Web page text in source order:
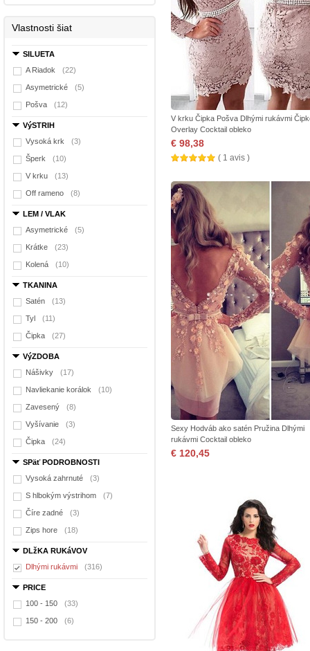
Vlastnosti šiat
SILUETA
A Riadok
(22)
Asymetrické (5)
Pošva (12)
VýSTRIH
Vysoká krk
(3)
Šperk (10)
V krku (13)
Off rameno (8)
LEM / VLAK
Asymetrické
(5)
Krátke (23)
Kolená (10)
TKANINA
Satén
(13)
Tyl (11)
Čipka (27)
VýZDOBA
Nášivky
(17)
Navliekanie korálok (10)
Zavesený (8)
Vyšívanie (3)
Čipka (24)
SPäť PODROBNOSTI
Vysoká zahrnuté
(3)
S hlbokým výstrihom (7)
Číre zadné (3)
Zips hore (18)
DLžKA RUKáVOV
Dlhými rukávmi
(316)
PRICE
100 - 150
(33)
150 - 200 (6)
V krku Čipka Pošva Dlhými rukávmi
Overlay Cocktail obleko
€ 98,38
( 1 avis )
Sexy Hodváb ako satén Pružina Dlhými
rukávmi Cocktail obleko
€ 120,45